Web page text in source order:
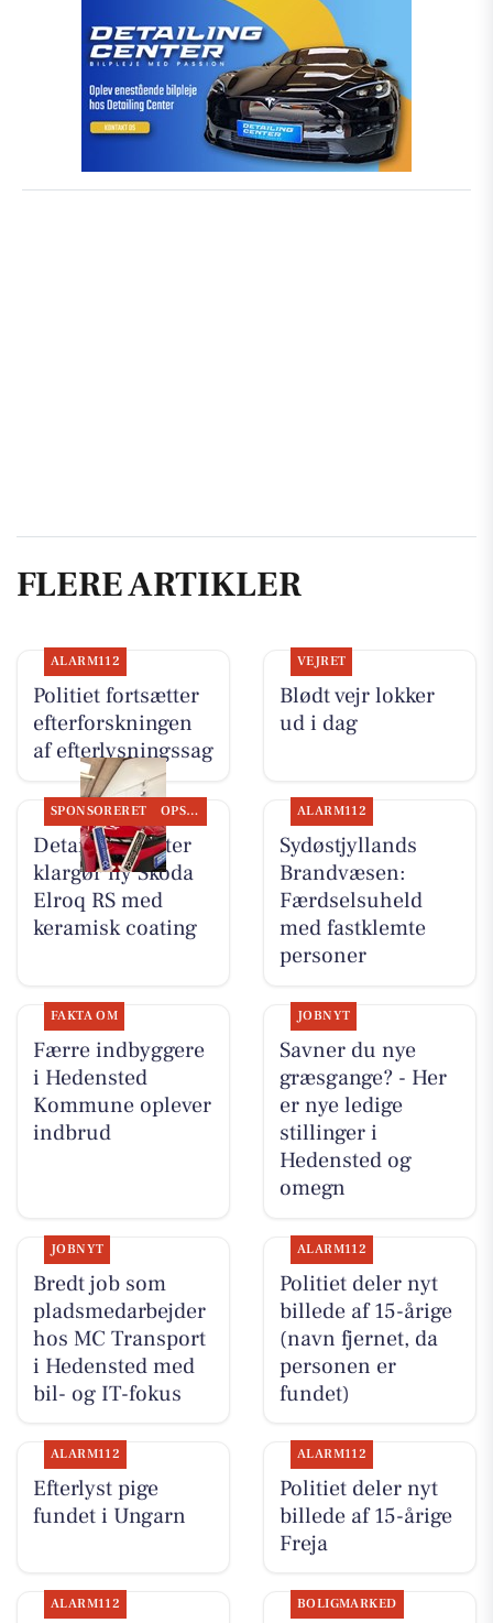
FLERE ARTIKLER
ALARM112
Politiet fortsætter
efterforskningen
af efterlysningssag
VEJRET
Blødt vejr lokker
ud i dag
SPONSORERET OPSLAGSTAVLEN
Detailing Center
klargør ny Skoda
Elroq RS med
keramisk coating
ALARM112
Sydøstjyllands
Brandvæsen:
Færdselsuheld
med fastklemte
personer
FAKTA OM
Færre indbyggere
i Hedensted
Kommune oplever
indbrud
JOBNYT
Savner du nye
græsgange? - Her
er nye ledige
stillinger i
Hedensted og
omegn
JOBNYT
Bredt job som
pladsmedarbejder
hos MC Transport
i Hedensted med
bil- og IT-fokus
ALARM112
Politiet deler nyt
billede af 15-årige
(navn fjernet, da
personen er
fundet)
ALARM112
Efterlyst pige
fundet i Ungarn
ALARM112
Politiet deler nyt
billede af 15-årige
Freja
ALARM112 BOLIGMARKED